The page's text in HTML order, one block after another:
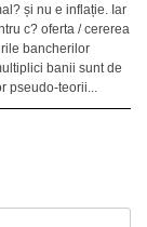
și nu e inflație. Iar
c? oferta / cererea
bancherilor
banii sunt de
pseudo-teorii...